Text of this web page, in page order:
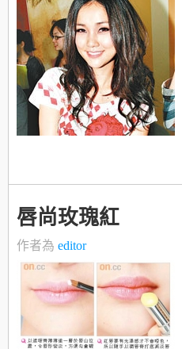
唇尚玫瑰紅
作者為 editor